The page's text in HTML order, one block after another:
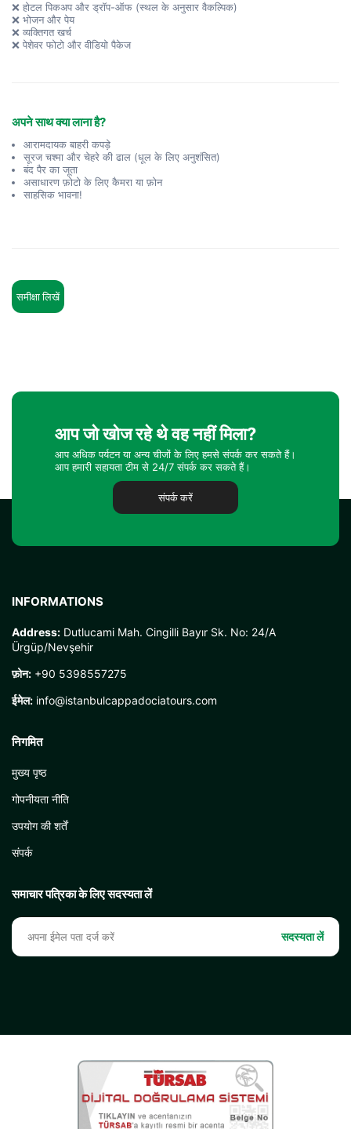
❌ होटल पिकअप और ड्रॉप-ऑफ (स्थल के अनुसार वैकल्पिक)
❌ भोजन और पेय
❌ व्यक्तिगत खर्च
❌ पेशेवर फोटो और वीडियो पैकेज
अपने साथ क्या लाना है?
आरामदायक बाहरी कपड़े
सूरज चश्मा और चेहरे की ढाल (धूल के लिए अनुशंसित)
बंद पैर का जूता
असाधारण फ़ोटो के लिए कैमरा या फ़ोन
साहसिक भावना!
समीक्षा लिखें
आप जो खोज रहे थे वह नहीं मिला?
आप अधिक पर्यटन या अन्य चीजों के लिए हमसे संपर्क कर सकते हैं।
आप हमारी सहायता टीम से 24/7 संपर्क कर सकते हैं।
संपर्क करें
INFORMATIONS
Address: Dutlucami Mah. Cingilli Bayır Sk. No: 24/A
Ürgüp/Nevşehir
फ़ोन: +90 5398557275
ईमेल: info@istanbulcappadociatours.com
निगमित
मुख्य पृष्ठ
गोपनीयता नीति
उपयोग की शर्तें
संपर्क
समाचार पत्रिका के लिए सदस्यता लें
सदस्यता लें